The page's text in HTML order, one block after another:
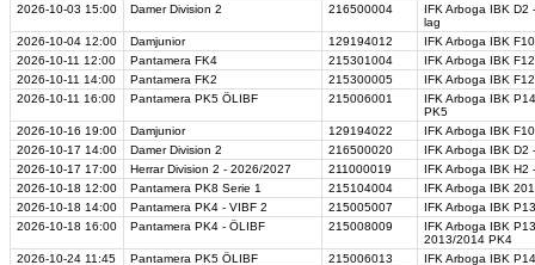
2026-10-03 15:00 Damer Division 2 216500004
IFK Arboga IBK D2
lag
2026-10-04 12:00 Damjunior 129194012
IFK Arboga IBK
2026-10-11 12:00 Pantamera FK4 215301004
IFK Arboga IBK
2026-10-11 14:00 Pantamera FK2 215300005
IFK Arboga IBK
2026-10-11 16:00 Pantamera PK5 ÖLIBF 215006001
IFK Arboga IBK
PK5
2026-10-16 19:00 Damjunior 129194022
IFK Arboga IBK
2026-10-17 14:00 Damer Division 2 216500020
IFK Arboga IBK D2
2026-10-17 17:00 Herrar Division 2 - 2026/2027 211000019
IFK Arboga IBK H2
2026-10-18 12:00 Pantamera PK8 Serie 1 215104004
IFK Arboga IBK
2026-10-18 14:00 Pantamera PK4 - VIBF 2 215005007
IFK Arboga IBK
2026-10-18 16:00 Pantamera PK4 - ÖLIBF 215008009
IFK Arboga IBK
2013/2014 PK4
2026-10-24 11:45 Pantamera PK5 ÖLIBF 215006013
IFK Arboga IBK